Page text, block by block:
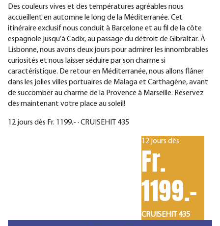
Des couleurs vives et des températures agréables nous
accueillent en automne le long de la Méditerranée. Cet
itinéraire exclusif nous conduit à Barcelone et au fil de la côte
espagnole jusqu’à Cadix, au passage du détroit de Gibraltar. À
Lisbonne, nous avons deux jours pour admirer les innombrables
curiosités et nous laisser séduire par son charme si
caractéristique. De retour en Méditerranée, nous allons flâner
dans les jolies villes portuaires de Malaga et Carthagène, avant
de succomber au charme de la Provence à Marseille. Réservez
dès maintenant votre place au soleil!
12 jours dès Fr. 1199.- · CRUISEHIT 435
12 jours dès
Fr.
1199.-
CRUISEHIT 435